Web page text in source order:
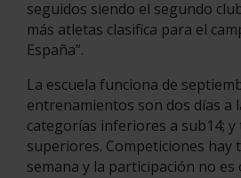
seguidos siendo el segundo
más atletas clasifica para el
España”.
La escuela funciona de
entrenamientos son dos días a
categorías inferiores a sub14; y
superiores. Competiciones hay
semana y la participación no